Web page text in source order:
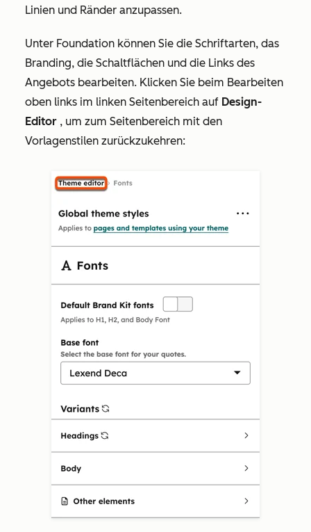
Linien und Ränder anzupassen.
Unter Foundation können Sie die Schriftarten, das
Branding, die Schaltflächen und die Links des
Angebots bearbeiten. Klicken Sie beim Bearbeiten
oben links im linken Seitenbereich auf Design-
Editor , um zum Seitenbereich mit den
Vorlagenstilen zurückzukehren: